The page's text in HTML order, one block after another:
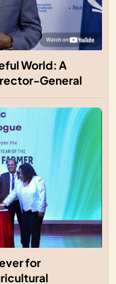
World: A
General
for